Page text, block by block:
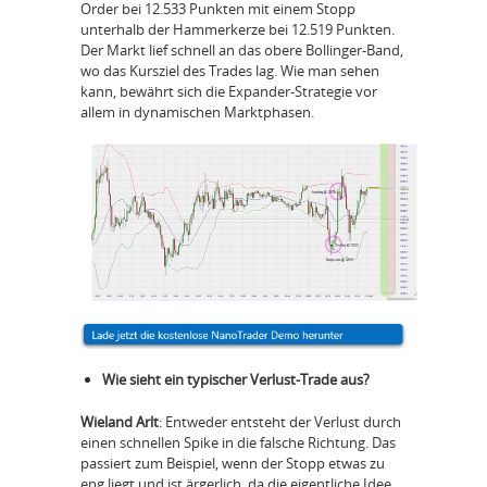
Order bei 12.533 Punkten mit einem Stopp
unterhalb der Hammerkerze bei 12.519 Punkten.
Der Markt lief schnell an das obere Bollinger-Band,
wo das Kursziel des Trades lag. Wie man sehen
kann, bewährt sich die Expander-Strategie vor
allem in dynamischen Marktphasen.
Wie sieht ein typischer Verlust-Trade aus?
Wieland Arlt: Entweder entsteht der Verlust durch
einen schnellen Spike in die falsche Richtung. Das
passiert zum Beispiel, wenn der Stopp etwas zu